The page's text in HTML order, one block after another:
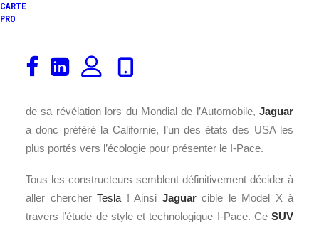
CARTE
PRO
Jaguarprofite du LA Auto Show
le I-Pace Concept en prémisse de son futur et premier
de sa révélation lors du Mondial de l’Automobile, Jaguar
a donc préféré la Californie, l’un des états des USA les
plus portés vers l’écologie pour présenter le I-Pace.
Tous les constructeurs semblent définitivement décider à
aller chercher Tesla ! Ainsi Jaguarcible le Model X à
travers l’étude de style et technologique I-Pace. Ce SUV